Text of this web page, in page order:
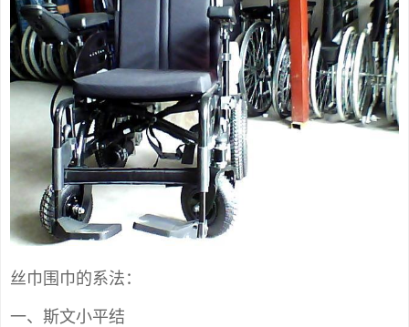
丝巾围巾的系法：
一、斯文小平结